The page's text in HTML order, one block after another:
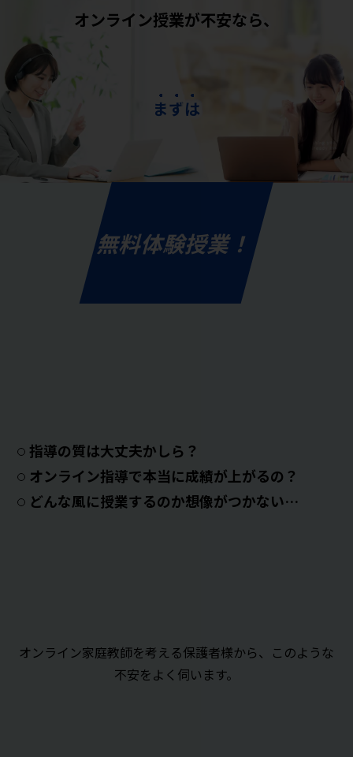
オンライン授業が不安なら、
まず は
無料体験授業！
指導の質は大丈夫かしら？
オンライン指導で本当に成績が上がるの？
どんな風に授業するのか想像がつかない…
オンライン家庭教師を考える保護者様から、このような
不安をよく伺います。